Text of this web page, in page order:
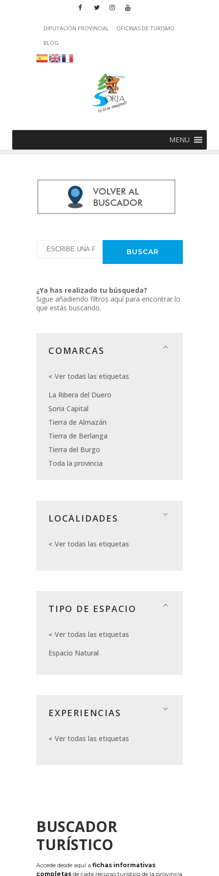
DIPUTACIÓN PROVINCIAL
OFICINAS DE TURISMO
BLOG
MENU
¿Ya has realizado tu búsqueda?
Sigue añadiendo filtros aquí para encontrar lo
que estás buscando.
COMARCAS
Ver todas las etiquetas
La Ribera del Duero
Soria Capital
Tierra de Almazán
Tierra de Berlanga
Tierra del Burgo
Toda la provincia
LOCALIDADES
Ver todas las etiquetas
TIPO DE ESPACIO
Ver todas las etiquetas
Espacio Natural
EXPERIENCIAS
Ver todas las etiquetas
BUSCADOR
TURÍSTICO
Accede desde aquí a fichas informativas
completas de cada recurso turístico de la provincia